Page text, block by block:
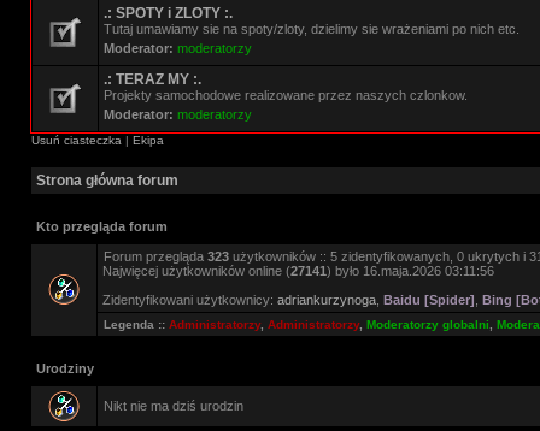
.: SPOTY i ZLOTY :.
Tutaj umawiamy sie na spoty/zloty, dzielimy sie wrażeniami po nich etc.
Moderator: moderatorzy
.: TERAZ MY :.
Projekty samochodowe realizowane przez naszych czlonkow.
Moderator: moderatorzy
Usuń ciasteczka | Ekipa
Strona główna forum
Kto przegląda forum
Forum przegląda 323 użytkowników :: 5 zidentyfikowanych, 0 ukrytych i
Najwięcej użytkowników online (27141) było 16.maja.2026 03:11:56
Zidentyfikowani użytkownicy: adriankurzynoga Baidu [Spider] Bing
Legenda :: Administratorzy, Administratorzy, Moderatorzy globalni
Urodziny
Nikt nie ma dziś urodzin